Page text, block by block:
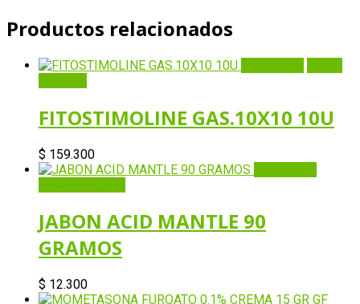
Productos relacionados
FITOSTIMOLINE GAS.10X10 10U
$ 159.300
JABON ACID MANTLE 90
GRAMOS
$ 12.300